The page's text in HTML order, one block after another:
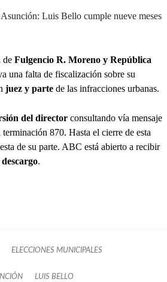
Luis Bello cumple nueve meses
de Fulgencio R. Moreno y República
una falta de fiscalización sobre su
juez y parte de las infracciones urbanas.
del director consultando vía mensaje
870. Hasta el cierre de esta
de su parte. ABC está abierto a recibir
descargo.
ELECCIONES MUNICIPALES
LUIS BELLO